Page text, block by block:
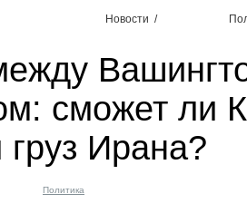
Новости /
сможет ли
Ирана?
Политика